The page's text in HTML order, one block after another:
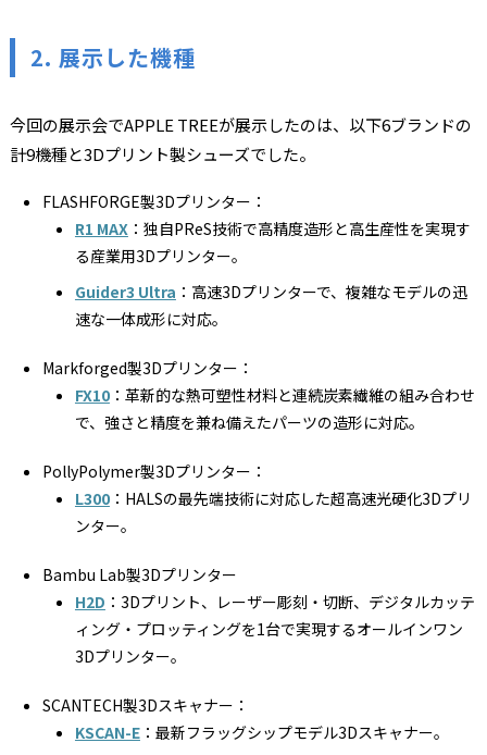
2. 展示した機種
今回の展示会でAPPLE TREEが展示したのは、以下6ブランドの
計9機種と3Dプリント製シューズでした。
FLASHFORGE製3Dプリンター：
R1 MAX：独自PReS技術で高精度造形と高生産性を実現す
る産業用3Dプリンター。
Guider3 Ultra ：高速3Dプリンターで、複雑なモデルの迅
速な一体成形に対応。
Markforged製3Dプリンター：
FX10：革新的な熱可塑性材料と連続炭素繊維の組み合わせ
で、強さと精度を兼ね備えたパーツの造形に対応。
PollyPolymer製3Dプリンター：
L300：HALSの最先端技術に対応した超高速光硬化3Dプリ
ンター。
Bambu Lab製3Dプリンター
H2D ：3Dプリント、レーザー彫刻・切断、デジタルカッテ
ィング・プロッティングを1台で実現するオールインワン
3Dプリンター。
SCANTECH製3Dスキャナー：
KSCAN-E：最新フラッグシップモデル3Dスキャナー。